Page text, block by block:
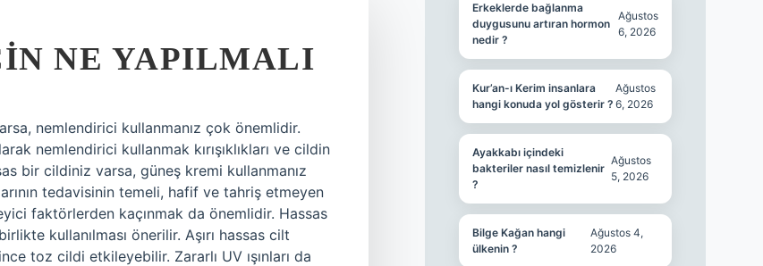
NE YAPILMALI
nemlendirici kullanmanız çok önemlidir.
nemlendirici kullanmak kırışıklıkları ve cildin
bir cildiniz varsa, güneş kremi kullanmanız
tedavisinin temeli, hafif ve tahriş etmeyen
faktörlerden kaçınmak da önemlidir. Hassas
kullanılması önerilir. Aşırı hassas cilt
toz cildi etkileyebilir. Zararlı UV ışınları da
Erkeklerde bağlanma
duygusunu artıran hormon
nedir ?
Ağustos
6, 2026
Kur’an-ı Kerim insanlara
hangi konuda yol gösterir ?
Ağustos
6, 2026
Ayakkabı içindeki
bakteriler nasıl temizlenir
?
Ağustos
5, 2026
Bilge Kağan hangi
ülkenin ?
Ağustos 4,
2026